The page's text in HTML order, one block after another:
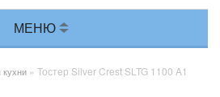
МЕНЮ
кухни » Тостер Silver Crest SLTG 1100 A1